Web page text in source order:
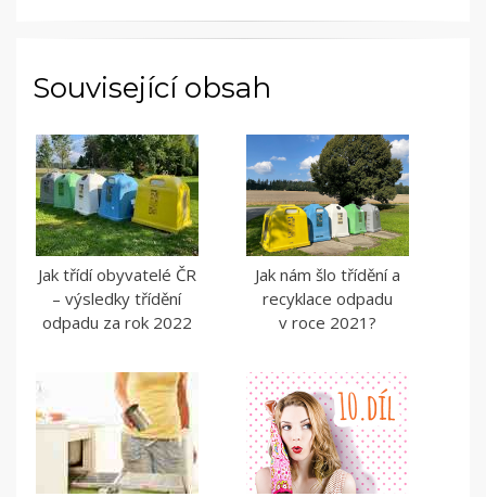
Související obsah
Jak třídí obyvatelé ČR
– výsledky třídění
odpadu za rok 2022
Jak nám šlo třídění a
recyklace odpadu
v roce 2021?